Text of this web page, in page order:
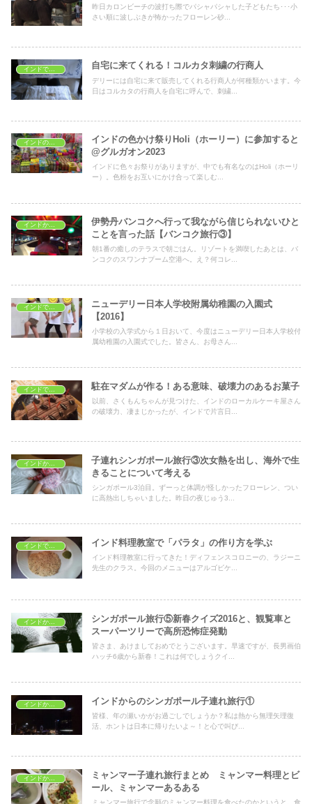
昨日カロンビーチの波打ち際でパシャパシャした子どもたち･･･小
さい順に波しぶきが怖かったフローレン砂...
自宅に来てくれる！コルカタ刺繍の行商人
デリーには自宅に来て販売してくれる行商人が何種類かいます。今
日はコルカタの行商人を自宅に呼んで、刺繍...
インドの文化
インドの色かけ祭りHoli（ホーリー）に参加すると
@グルガオン2023
インドに色々お祭りがありますが、中でも有名なのはHoli（ホーリ
ー）。色粉をお互いにかけ合って楽しむ...
インドから海外旅行
伊勢丹バンコクへ行って我ながら信じられないひと
ことを言った話【バンコク旅行③】
朝1番の癒しのテラスで朝ごはん。リゾートを満喫したあとは、バ
ンコクのスワンナプーム空港へ。え？何コレ...
インドで子育て
ニューデリー日本人学校附属幼稚園の入園式
【2016】
小学校の入学式から１日おいて、今度はニューデリー日本人学校付
属幼稚園の入園式でした。皆さん、お母さん...
インドでおうちごはん 駐在マダムが作る！ある意味、破壊力のあるお菓子
以前、さくもんちゃんが見つけた、インドのローカルケーキ屋さん
の破壊力、凄まじかったが、インドで片言日...
子連れシンガポール旅行③次女熱を出し、海外で生
きることについて考える
シンガポール3泊目。ずーっと体調が怪しかったフローレン、つい
に高熱出しちゃいました。昨日の夜じゅう3...
インド料理教室で「パラタ」の作り方を学ぶ
インド料理教室に行ってきた！ディフェンスコロニーの、ラジーニ
先生のクラス。今回のメニューはアルゴビケ...
インドから海外旅行
シンガポール旅行⑤新春クイズ2016と、観覧車と
スーパーツリーで高所恐怖症発動
皆さま、あけましておめでとうございます。早速ですが、長男画伯
ハッチ6歳から新春！これは何でしょうクイ...
インドから海外旅行 インドからのシンガポール子連れ旅行①
皆様、年の瀬いかがお過ごしでしょうか？私は熱から無理矢理復
活、ホントは日本に帰りたいよ～！と心で叫び...
ミャンマー子連れ旅行まとめ ミャンマー料理とビ
ール、ミャンマーあるある
ミャンマー旅行で念願のミャンマー料理を食べたのかというと、食